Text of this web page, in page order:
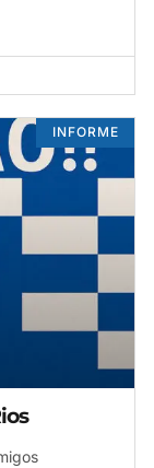
INFORME